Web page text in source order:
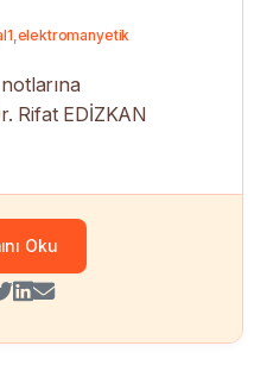
,elektromanyetik
Rifat EDİZKAN
Oku